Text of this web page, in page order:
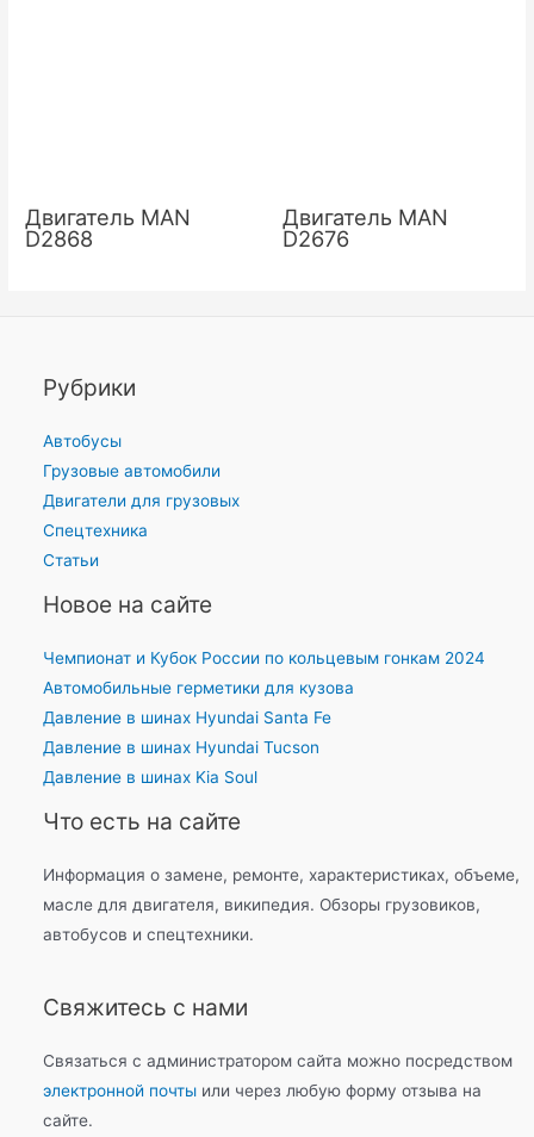
Двигатель MAN
D2868
Двигатель MAN
D2676
Рубрики
Автобусы
Грузовые автомобили
Двигатели для грузовых
Спецтехника
Статьи
Новое на сайте
Чемпионат и Кубок России по кольцевым гонкам 2024
Автомобильные герметики для кузова
Давление в шинах Hyundai Santa Fe
Давление в шинах Hyundai Tucson
Давление в шинах Kia Soul
Что есть на сайте
Информация о замене, ремонте, характеристиках, объеме,
масле для двигателя, википедия. Обзоры грузовиков,
автобусов и спецтехники.
Свяжитесь с нами
Связаться с администратором сайта можно посредством
электронной почтыили через любую форму отзыва на
сайте.